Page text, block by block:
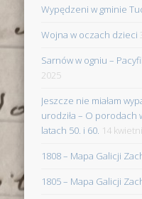
Wypędzeni w gminie
Wojna w oczach dzieci
Sarnów w ogniu –
2025
Jeszcze nie miałam
urodziła – O porodach
latach 50. i 60. 14
1808 – Mapa Galicji
1805 – Mapa Galicji